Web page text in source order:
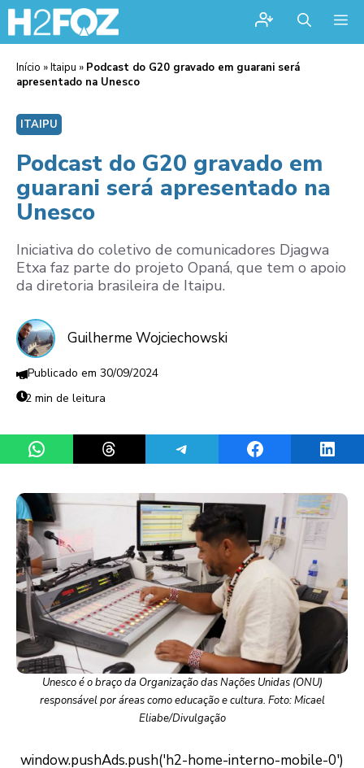
Início »Itaipu » Podcast do G20 gravado em guarani será
apresentado na Unesco
ITAIPU
Podcast do G20 gravado em
guarani será apresentado na
Unesco
Iniciativa do coletivo de comunicadores Djagwa
Etxa faz parte do projeto Opaná, que tem o apoio
da diretoria brasileira de Itaipu.
Guilherme Wojciechowski
30/09/2024
2 min de leitura
Share on WhatsAppShare on ThreadsShare on TelegramShare on Facebook
Unesco é o braço da Organização das Nações Unidas (ONU)
responsável por áreas como educação e cultura. Foto: Micael
Eliabe/Divulgação